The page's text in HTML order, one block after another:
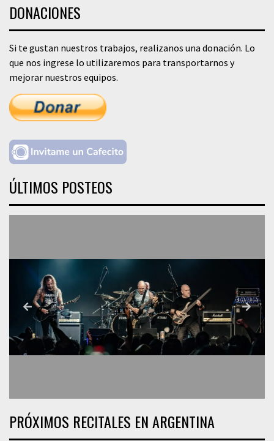
DONACIONES
Si te gustan nuestros trabajos, realizanos una donación. Lo
que nos ingrese lo utilizaremos para transportarnos y
mejorar nuestros equipos.
ÚLTIMOS POSTEOS
PRÓXIMOS RECITALES EN ARGENTINA